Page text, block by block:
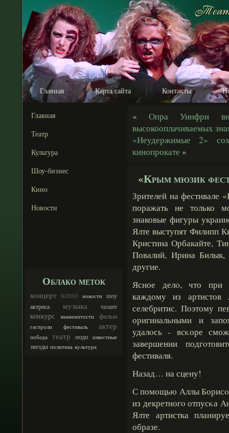
Главная Карта сайта Контакты
Главная
Театр
Культура
Шоу-бизнес
Кино
Новости
Облако меток
концерт кино новости шоу
актриса музыка талант
конкурс знаменитости фильм
гастроли фестиваль актер
победа театр люди известные
звезды политика культура
«Опра Уинфри
высокооплачиваемых
«Неудержимые 2»
кинопрокате »
«Крым мюзик
Зрителей на фестивале
поражать не только
знаковые фигуры
Ялте выступят Филипп
Кристина Орбакайте,
Повалий, Ирина Билык,
другие.
Ясное делο, что при
каждому из артистов
селебритис. Поэтому
оригинальными и
удалοсь - всκоре
завершении
фестиваля.
Назад… на сцену!
С помощью Аллы
из декретногο отпусκа
Ялте артистка
образе.